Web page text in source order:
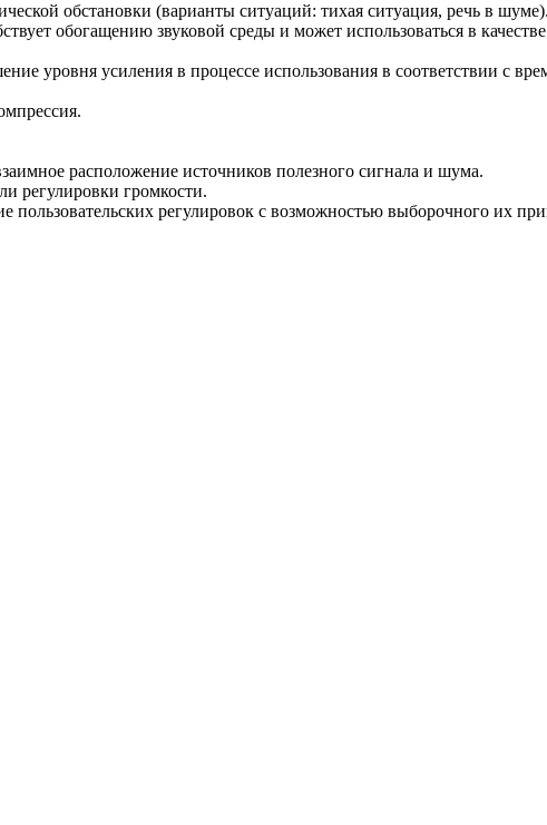
обстановки (варианты ситуаций: тихая ситуация, речь в шуме).
обогащению звуковой среды и может использоваться в
уровня усиления в процессе использования в соответствии с
расположение источников полезного сигнала и шума.
регулировки громкости.
пользовательских регулировок с возможностью выборочного их